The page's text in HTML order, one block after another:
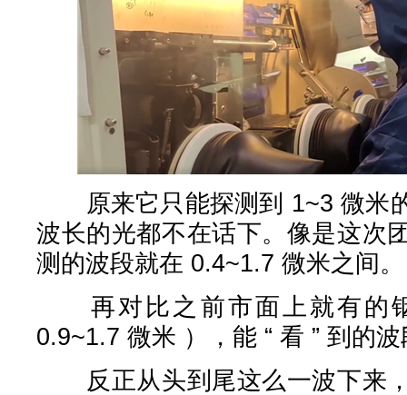
原来它只能探测到 1~3 微米
波长的光都不在话下。像是这次
测的波段就在 0.4~1.7 微米之间。
再对比之前市面上就有的
0.9~1.7 微米 ），能 “ 看 ” 到的
反正从头到尾这么一波下来